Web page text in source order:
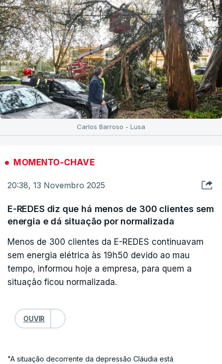
Carlos Barroso - Lusa
MOMENTO-CHAVE
20:38, 13 Novembro 2025
E-REDES diz que há menos de 300 clientes sem
energia e dá situação por normalizada
Menos de 300 clientes da E-REDES continuavam
sem energia elétrica às 19h50 devido ao mau
tempo, informou hoje a empresa, para quem a
situação ficou normalizada.
OUVIR
"A situação decorrente da depressão Cláudia está